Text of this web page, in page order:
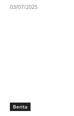
03/07/2025
Berita